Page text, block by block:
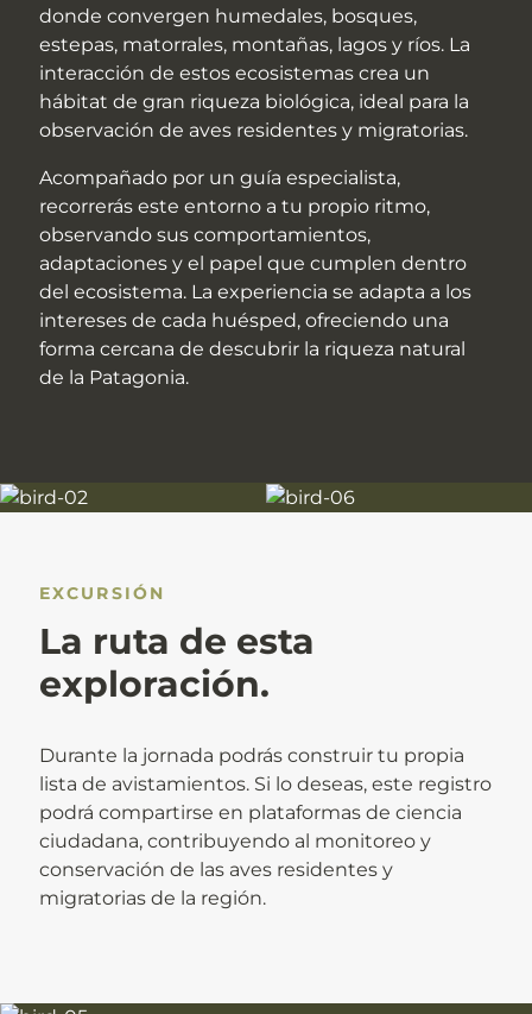
donde convergen humedales, bosques,
estepas, matorrales, montañas, lagos y ríos. La
interacción de estos ecosistemas crea un
hábitat de gran riqueza biológica, ideal para la
observación de aves residentes y migratorias.
Acompañado por un guía especialista,
recorrerás este entorno a tu propio ritmo,
observando sus comportamientos,
adaptaciones y el papel que cumplen dentro
del ecosistema. La experiencia se adapta a los
intereses de cada huésped, ofreciendo una
forma cercana de descubrir la riqueza natural
de la Patagonia.
EXCURSIÓN
La ruta de esta
exploración.
Durante la jornada podrás construir tu propia
lista de avistamientos. Si lo deseas, este registro
podrá compartirse en plataformas de ciencia
ciudadana, contribuyendo al monitoreo y
conservación de las aves residentes y
migratorias de la región.